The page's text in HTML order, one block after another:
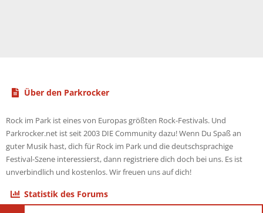
Über den Parkrocker
Rock im Park ist eines von Europas größten Rock-Festivals. Und
Parkrocker.net ist seit 2003 DIE Community dazu! Wenn Du Spaß an
guter Musik hast, dich für Rock im Park und die deutschsprachige
Festival-Szene interessierst, dann registriere dich doch bei uns. Es ist
unverbindlich und kostenlos. Wir freuen uns auf dich!
Statistik des Forums